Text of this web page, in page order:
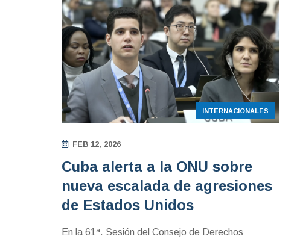
INTERNACIONALES
FEB 12, 2026
Cuba alerta a la ONU sobre
nueva escalada de agresiones
de Estados Unidos
En la 61ª. Sesión del Consejo de Derechos